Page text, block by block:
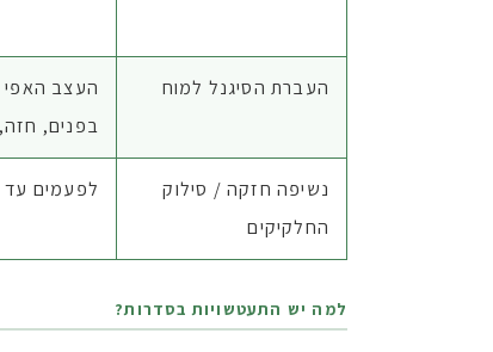
העברת הסיגנל למוח
העצב
בפנים, חזה,
נשיפה חזקה / סילוק
החלקיקים
לפעמים עד מהירות של
למה יש התעטשויות בסדרות?